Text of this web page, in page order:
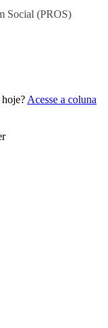
Social (PROS)
hoje? Acesse a coluna